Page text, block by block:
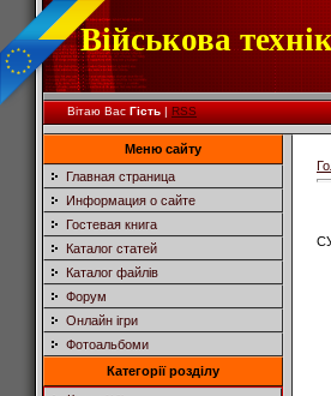
Військова
Вітаю Вас Гість|RSS
Меню сайту
Главная страница
Информация о сайте
Гостевая книга
Каталог статей
Каталог файлів
Форум
Онлайн ігри
Фотоальбоми
Категорії розділу